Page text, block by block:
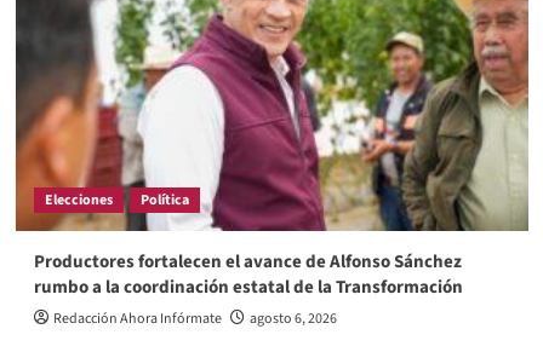
Elecciones Política
Productores fortalecen el avance de Alfonso Sánchez
rumbo a la coordinación estatal de la Transformación
Redacción Ahora Infórmate agosto 6, 2026